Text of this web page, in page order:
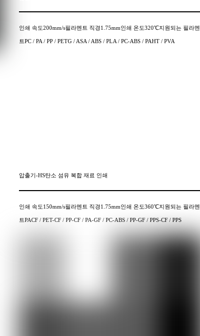
인쇄 속도200mm/s필라멘트 직경1.75mm인쇄 온도320℃지원되는 필라멘
트PC / PA / PP / PETG / ASA / ABS / PLA / PC-ABS / PAHT / PVA
압출기-HS탄소 섬유 복합 재료 인쇄
인쇄 속도150mm/s필라멘트 직경1.75mm인쇄 온도360℃지원되는 필라멘
트PACF / PET-CF / PP-CF / PA-GF / PC-ABS / PP-GF / PPS-CF / PPS